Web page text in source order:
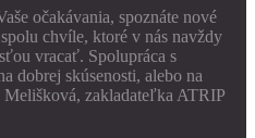
očakávania, spoznáte nové
chvíle, ktoré v nás navždy
vracať. Spolupráca s
dobrej skúsenosti, alebo na
zakladateľka ATRIP